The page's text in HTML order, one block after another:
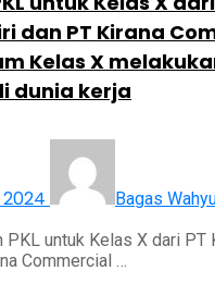
dan PT Kirana
Kelas X
dunia kerja
2024 Bagas
untuk Kelas X dari PT
Commercial …